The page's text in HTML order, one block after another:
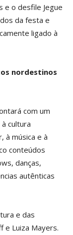
e o desfile Jegue
da festa e
ligado à
nordestinos
com um
cultura
à música e à
conteúdos
danças,
autênticas
e das
e Luiza Mayers.